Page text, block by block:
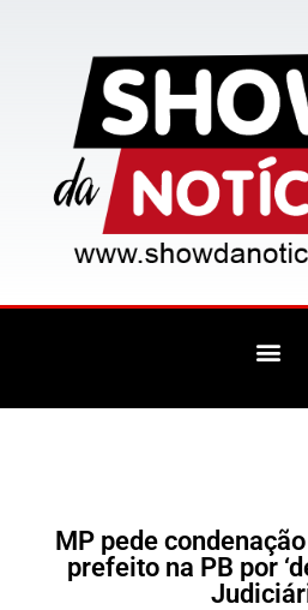
MP pede
prefeito na PB por